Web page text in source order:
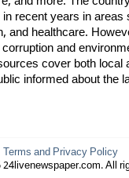
recent years in areas
and healthcare.
and
cover both local
informed about the
Terms and Privacy Policy
All